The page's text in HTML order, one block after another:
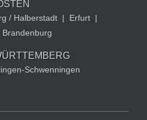
/ Halberstadt | Erfurt |
Brandenburg
Schwenningen